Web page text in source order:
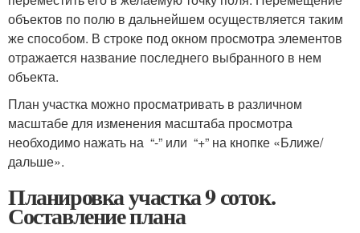
объектов по полю в дальнейшем осуществляется таким
же способом. В строке под окном просмотра элементов
отражается название последнего выбранного в нем
объекта.
План участка можно просматривать в различном
масштабе для изменения масштаба просмотра
необходимо нажать на “-” или “+” на кнопке «Ближе/
дальше».
Планировка участка 9 соток.
Составление плана